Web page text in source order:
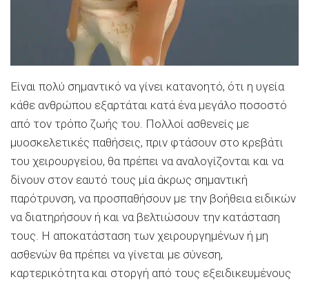
Είναι πολύ σημαντικό να γίνει κατανοητό, ότι η υγεία
κάθε ανθρώπου εξαρτάται κατά ένα μεγάλο ποσοστό
από τον τρόπο ζωής του. Πολλοί ασθενείς με
μυοσκελετικές παθήσεις, πριν φτάσουν στο κρεβάτι
του χειρουργείου, θα πρέπει να αναλογίζονται και να
δίνουν στον εαυτό τους μία άκρως σημαντική
παρότρυνση, να προσπαθήσουν με την βοήθεια ειδικών
να διατηρήσουν ή και να βελτιώσουν την κατάσταση
τους. Η αποκατάσταση των χειρουργημένων ή μη
ασθενών θα πρέπει να γίνεται με σύνεση,
καρτερικότητα και στοργή από τους εξειδικευμένους